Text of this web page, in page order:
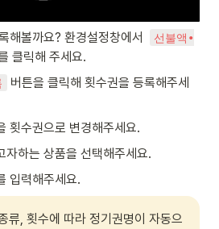
해볼까요? 환경설정창에서
선불액∙
클릭해 주세요.
버튼을 클릭해 횟수권을 등록해주세
횟수권으로 변경해주세요.
자하는 상품을 선택해주세요.
입력해주세요.
류, 횟수에 따라 정기권명이 자동으